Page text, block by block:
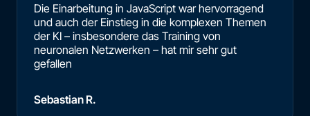
Die Einarbeitung in JavaScript war hervorragend
und auch der Einstieg in die komplexen Themen
der KI – insbesondere das Training von
neuronalen Netzwerken – hat mir sehr gut
gefallen
Sebastian R.